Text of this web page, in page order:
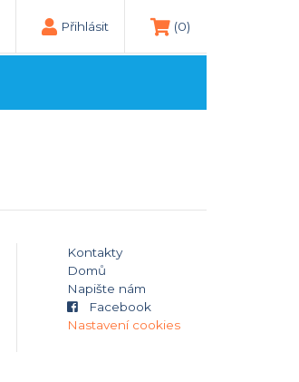
Přihlásit (0)
Kontakty
Domů
Napište nám
Facebook
Nastavení cookies